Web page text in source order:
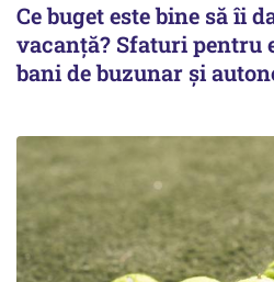
Ce buget este bine să îi
vacanță? Sfaturi
bani de buzunar și